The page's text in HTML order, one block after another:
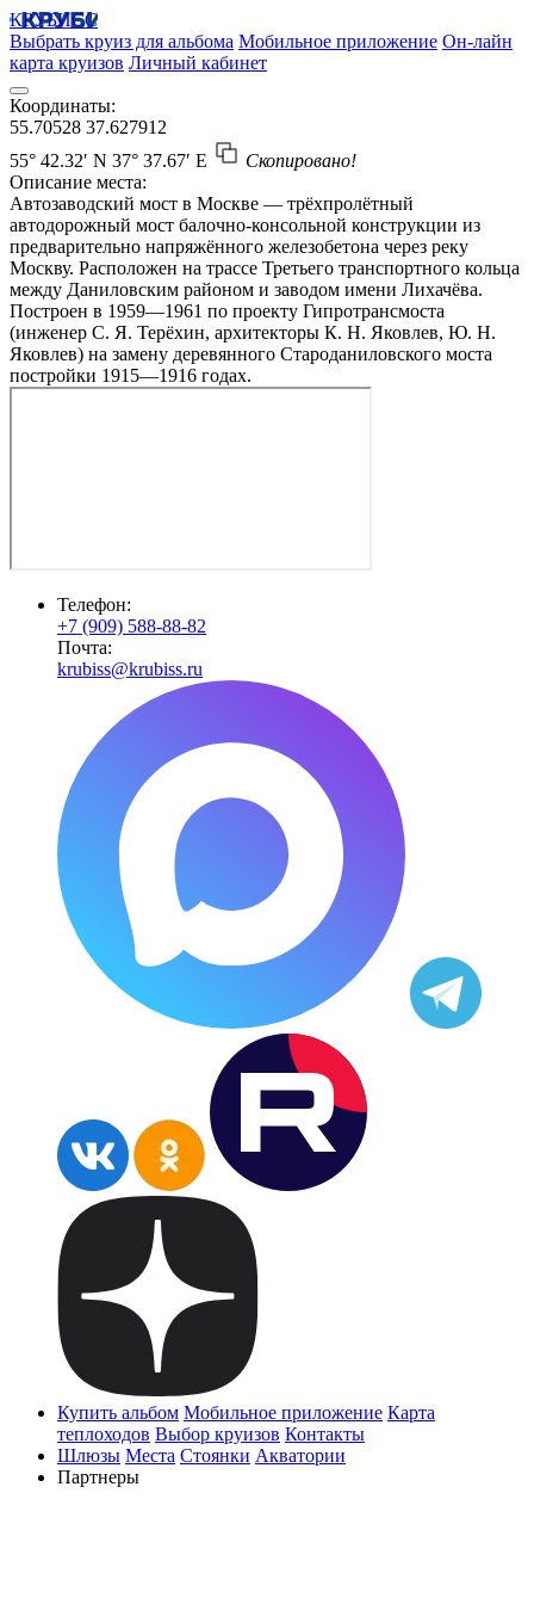
КРУБИСС
Выбрать круиз для альбома Мобильное приложение Он-лайн
карта круизов Личный кабинет
Координаты:
55.70528 37.627912
55° 42.32′ N 37° 37.67′ E
Скопировано!
Описание места:
Автозаводский мост в Москве — трёхпролётный
автодорожный мост балочно-консольной конструкции из
предварительно напряжённого железобетона через реку
Москву. Расположен на трассе Третьего транспортного кольца
между Даниловским районом и заводом имени Лихачёва.
Построен в 1959—1961 по проекту Гипротрансмоста
(инженер С. Я. Терёхин, архитекторы К. Н. Яковлев, Ю. Н.
Яковлев) на замену деревянного Староданиловского моста
постройки 1915—1916 годах.
Телефон:
+7 (909) 588-88-82
Почта:
krubiss@krubiss.ru
Купить альбом Мобильное приложение Карта
теплоходов Выбор круизов Контакты
Шлюзы Места Стоянки Акватории
Партнеры